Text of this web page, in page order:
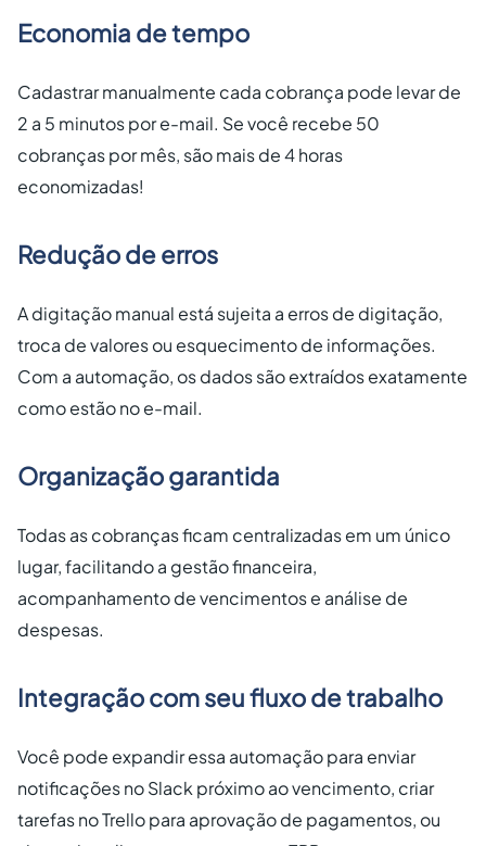
Economia de tempo
Cadastrar manualmente cada cobrança pode levar de
2 a 5 minutos por e-mail. Se você recebe 50
cobranças por mês, são mais de 4 horas
economizadas!
Redução de erros
A digitação manual está sujeita a erros de digitação,
troca de valores ou esquecimento de informações.
Com a automação, os dados são extraídos exatamente
como estão no e-mail.
Organização garantida
Todas as cobranças ficam centralizadas em um único
lugar, facilitando a gestão financeira,
acompanhamento de vencimentos e análise de
despesas.
Integração com seu fluxo de trabalho
Você pode expandir essa automação para enviar
notificações no Slack próximo ao vencimento, criar
tarefas no Trello para aprovação de pagamentos, ou